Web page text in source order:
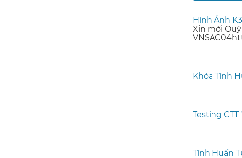
Hình Ảnh
Xin mời
Khóa Tĩnh
Testing CTT
Tĩnh Huấn